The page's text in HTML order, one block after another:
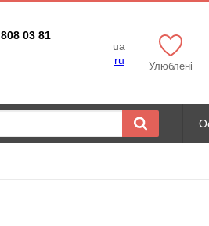
03 81
ua
ru
Улюблені